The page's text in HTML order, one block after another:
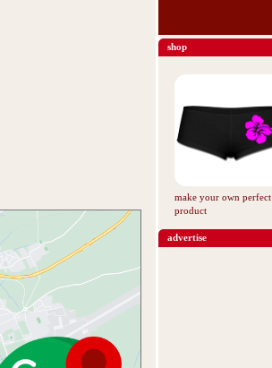
shop
make your own perfect
product
advertise